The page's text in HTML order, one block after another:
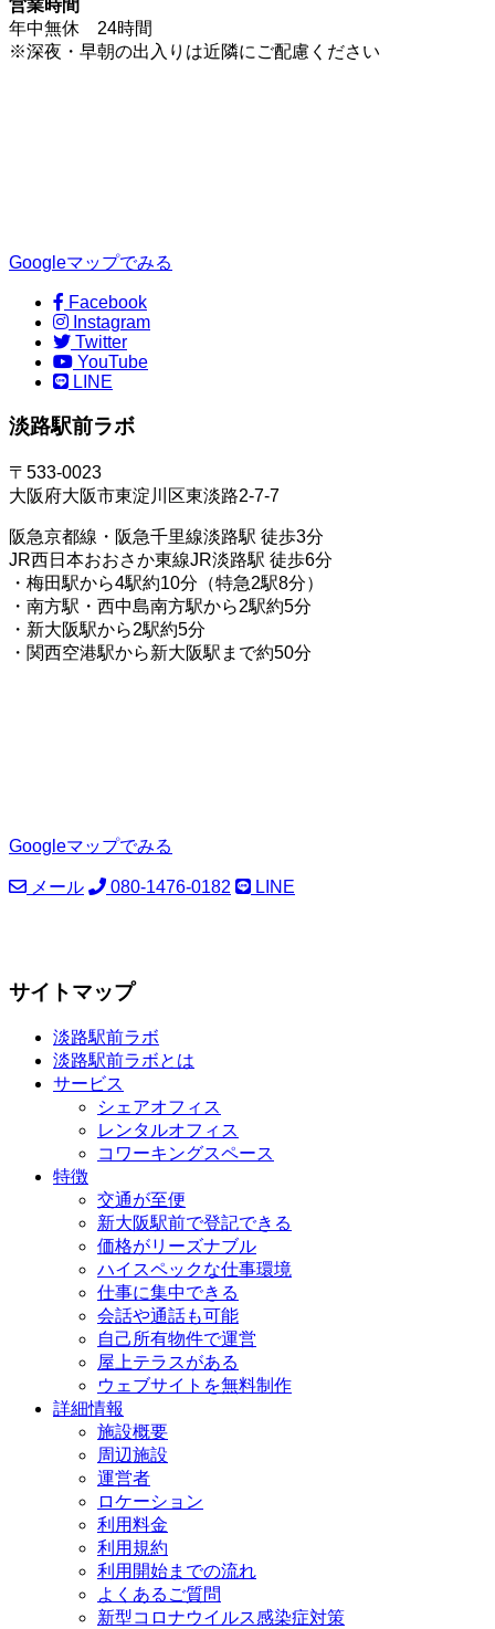
営業時間
年中無休 24時間
※深夜・早朝の出入りは近隣にご配慮ください
Googleマップでみる
Facebook
Instagram
Twitter
YouTube
LINE
淡路駅前ラボ
〒533-0023
大阪府大阪市東淀川区東淡路2-7-7
阪急京都線・阪急千里線淡路駅 徒歩3分
JR西日本おおさか東線JR淡路駅 徒歩6分
・梅田駅から4駅約10分（特急2駅8分）
・南方駅・西中島南方駅から2駅約5分
・新大阪駅から2駅約5分
・関西空港駅から新大阪駅まで約50分
Googleマップでみる
メール 080-1476-0182 LINE
サイトマップ
淡路駅前ラボ
淡路駅前ラボとは
サービス
シェアオフィス
レンタルオフィス
コワーキングスペース
特徴
交通が至便
新大阪駅前で登記できる
価格がリーズナブル
ハイスペックな仕事環境
仕事に集中できる
会話や通話も可能
自己所有物件で運営
屋上テラスがある
ウェブサイトを無料制作
詳細情報
施設概要
周辺施設
運営者
ロケーション
利用料金
利用規約
利用開始までの流れ
よくあるご質問
新型コロナウイルス感染症対策